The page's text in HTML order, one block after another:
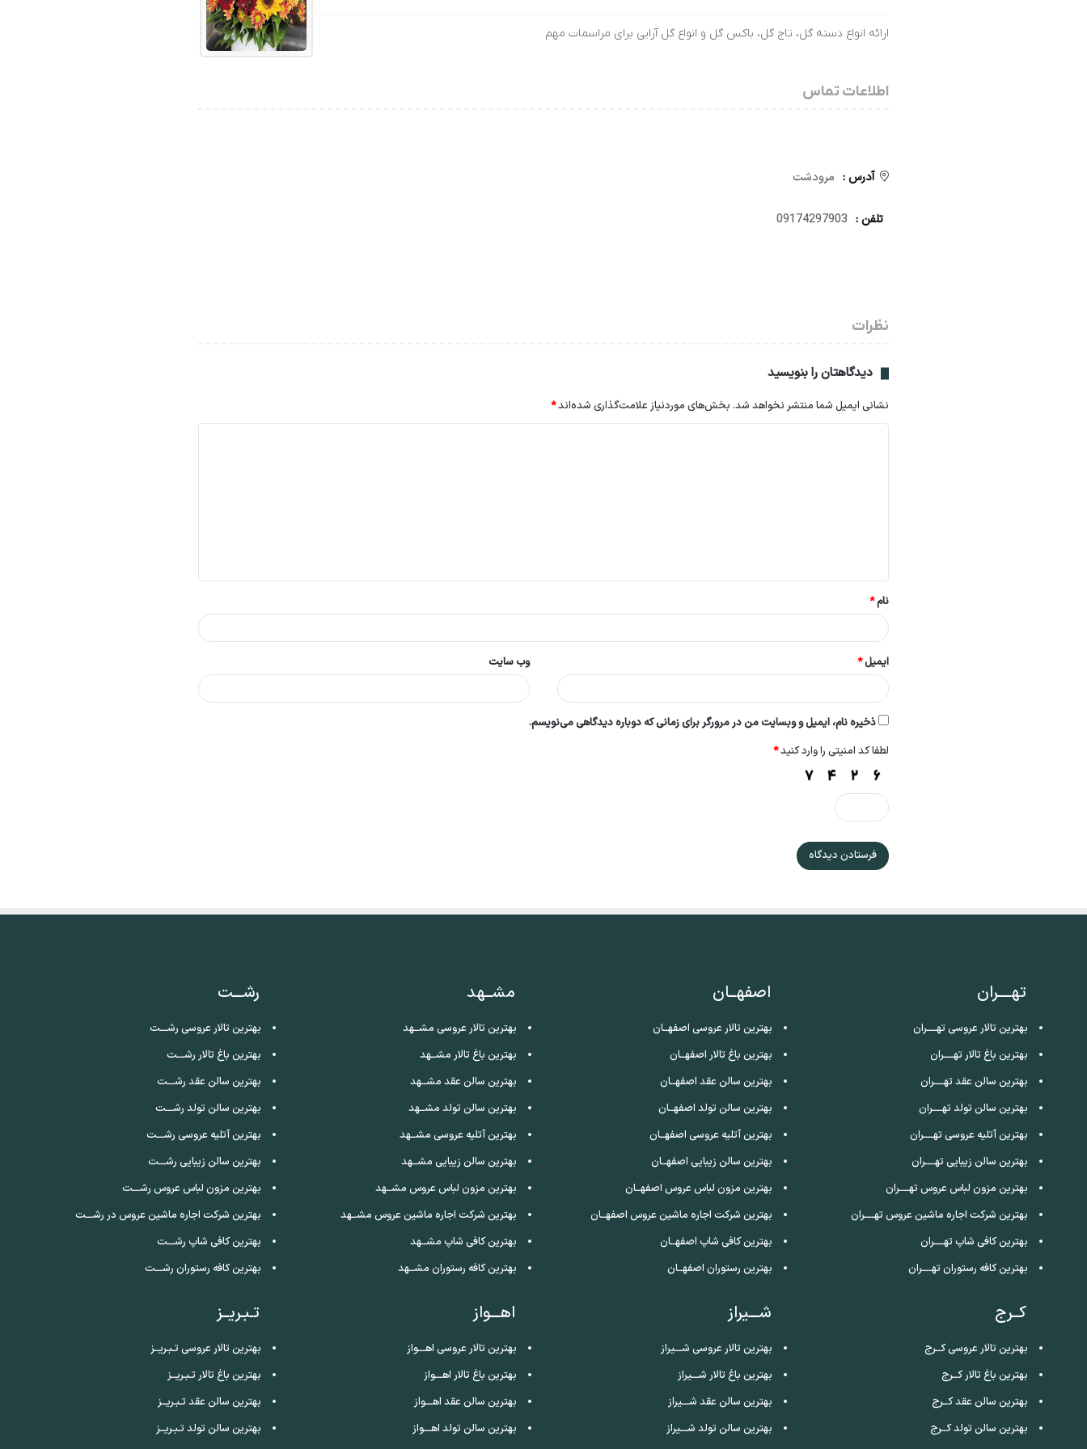
ارائه انواع دسته گل، تاج گل، باکس گل و انواع گل آرایی برای مراسمات مهم
اطلاعات تماس
آدرس : مرودشت
تلفن : 09174297903
نظرات
دیدگاهتان را بنویسید
نشانی ایمیل شما منتشر نخواهد شد. بخش‌های موردنیاز علامت‌گذاری شده‌اند*
*
نام*
ایمیل* وب‌ سایت
ذخیره نام، ایمیل و وبسایت من در مرورگر برای زمانی که دوباره دیدگاهی می‌نویسم.
لطفا کد امنیتی را وارد کنید*
تهــــران
بهترین تالار عروسی تهــــران
بهترین باغ تالار تهــــران
بهترین سالن عقد تهــــران
بهترین سالن تولد تهــــران
بهترین آتلیه عروسی تهــــران
بهترین سالن زیبایی تهــــران
بهترین مزون لباس عروس تهــــران
بهترین شرکت اجاره ماشین عروس تهــــران
بهترین کافی شاپ تهــــران
بهترین کافه رستوران تهــــران
کــرج
بهترین تالار عروسی کــرج
بهترین باغ تالار کــرج
بهترین سالن عقد کــرج
بهترین سالن تولد کــرج
اصفهــان
بهترین تالار عروسی اصفهــان
بهترین باغ تالار اصفهــان
بهترین سالن عقد اصفهــان
بهترین سالن تولد اصفهــان
بهترین آتلیه عروسی اصفهــان
بهترین سالن زیبایی اصفهــان
بهترین مزون لباس عروس اصفهــان
بهترین شرکت اجاره ماشین عروس اصفهــان
بهترین کافی شاپ اصفهــان
بهترین رستوران اصفهــان
شـــیراز
بهترین تالار عروسی شـــیراز
بهترین باغ تالار شـــیراز
بهترین سالن عقد شـــیراز
بهترین سالن تولد شـــیراز
مشــهد
بهترین تالار عروسی مشــهد
بهترین باغ تالار مشــهد
بهترین سالن عقد مشــهد
بهترین سالن تولد مشــهد
بهترین آتلیه عروسی مشــهد
بهترین سالن زیبایی مشــهد
بهترین مزون لباس عروس مشــهد
بهترین شرکت اجاره ماشین عروس مشــهد
بهترین کافی شاپ مشــهد
بهترین کافه رستوران مشــهد
اهـــواز
بهترین تالار عروسی اهـــواز
بهترین باغ تالار اهـــواز
بهترین سالن عقد اهـــواز
بهترین سالن تولد اهـــواز
رشـــت
بهترین تالار عروسی رشـــت
بهترین باغ تالار رشـــت
بهترین سالن عقد رشـــت
بهترین سالن تولد رشـــت
بهترین آتلیه عروسی رشـــت
بهترین سالن زیبایی رشـــت
بهترین مزون لباس عروس رشـــت
بهترین شرکت اجاره ماشین عروس در رشـــت
بهترین کافی شاپ رشـــت
بهترین کافه رستوران رشـــت
تـبـریــز
بهترین تالار عروسی تـبـریــز
بهترین باغ تالار تـبـریــز
بهترین سالن عقد تـبـریــز
بهترین سالن تولد تـبـریــز